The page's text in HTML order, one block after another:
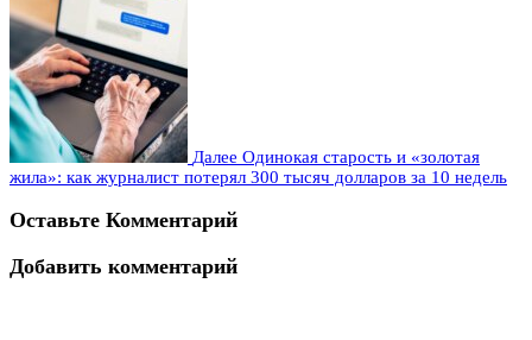
Далее Одинокая старость и «золотая
жила»: как журналист потерял 300 тысяч долларов за 10 недель
Оставьте Комментарий
Добавить комментарий